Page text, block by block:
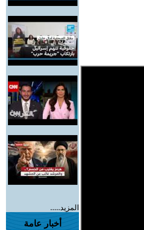
المزيد.....
أخبار عامة